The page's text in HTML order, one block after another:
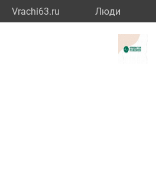
Vrachi63.ru Люди